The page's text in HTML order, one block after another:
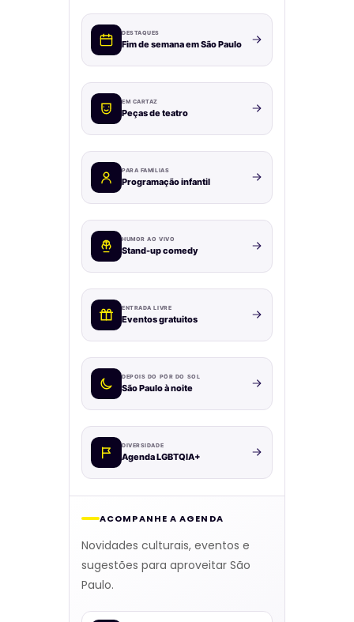
DESTAQUES
Fim de semana em São Paulo
EM CARTAZ
Peças de teatro
PARA FAMÍLIAS
Programação infantil
HUMOR AO VIVO
Stand-up comedy
ENTRADA LIVRE
Eventos gratuitos
DEPOIS DO PÔR DO SOL
São Paulo à noite
DIVERSIDADE
Agenda LGBTQIA+
ACOMPANHE A AGENDA
Novidades culturais, eventos e
sugestões para aproveitar São
Paulo.